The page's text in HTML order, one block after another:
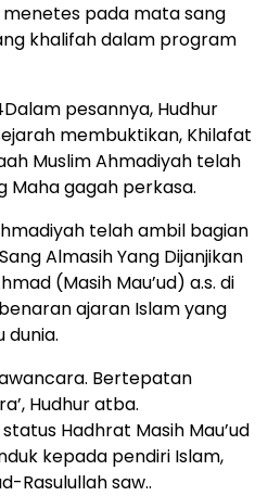
pada mata sang
khalifah dalam program
Dalam pesannya, Hudhur
membuktikan, Khilafat
Muslim Ahmadiyah telah
Maha gagah perkasa.
telah ambil bagian
Almasih Yang Dijanjikan
(Masih Mau’ud) a.s. di
ajaran Islam yang
dunia.
Bertepatan
Hudhur atba.
Hadhrat Masih Mau’ud
kepada pendiri Islam,
Rasulullah saw..